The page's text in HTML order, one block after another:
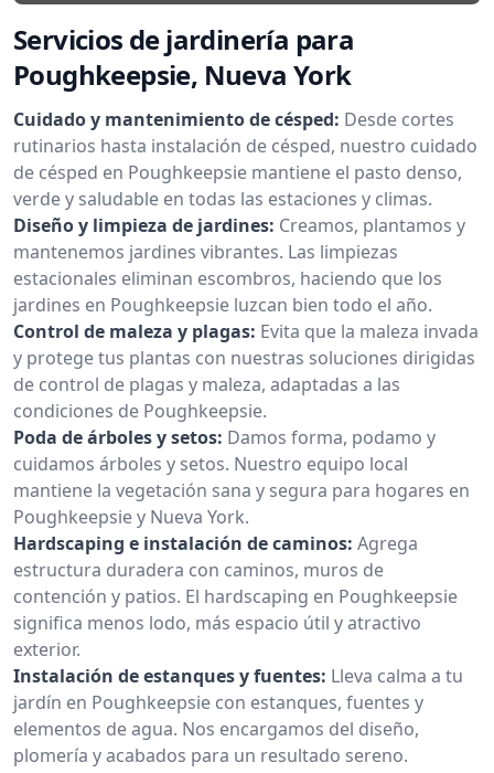
Servicios de jardinería para
Poughkeepsie, Nueva York
Cuidado y mantenimiento de césped: Desde cortes
rutinarios hasta instalación de césped, nuestro cuidado
de césped en Poughkeepsie mantiene el pasto denso,
verde y saludable en todas las estaciones y climas.
Diseño y limpieza de jardines: Creamos, plantamos y
mantenemos jardines vibrantes. Las limpiezas
estacionales eliminan escombros, haciendo que los
jardines en Poughkeepsie luzcan bien todo el año.
Control de maleza y plagas: Evita que la maleza invada
y protege tus plantas con nuestras soluciones dirigidas
de control de plagas y maleza, adaptadas a las
condiciones de Poughkeepsie.
Poda de árboles y setos: Damos forma, podamo y
cuidamos árboles y setos. Nuestro equipo local
mantiene la vegetación sana y segura para hogares en
Poughkeepsie y Nueva York.
Hardscaping e instalación de caminos: Agrega
estructura duradera con caminos, muros de
contención y patios. El hardscaping en Poughkeepsie
significa menos lodo, más espacio útil y atractivo
exterior.
Instalación de estanques y fuentes: Lleva calma a tu
jardín en Poughkeepsie con estanques, fuentes y
elementos de agua. Nos encargamos del diseño,
plomería y acabados para un resultado sereno.